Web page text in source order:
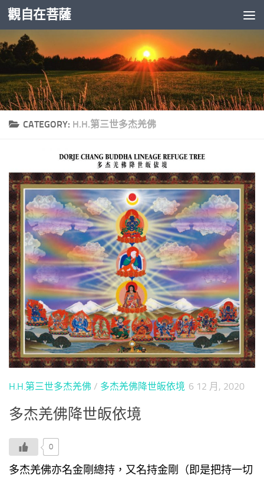
Skip to content
觀自在菩薩
CATEGORY: H.H.第三世多杰羌佛
H.H.第三世多杰羌佛 / 多杰羌佛降世皈依境 6 12 月, 2020
多杰羌佛降世皈依境
0
多杰羌佛亦名金剛總持，又名持金剛（即是把持一切